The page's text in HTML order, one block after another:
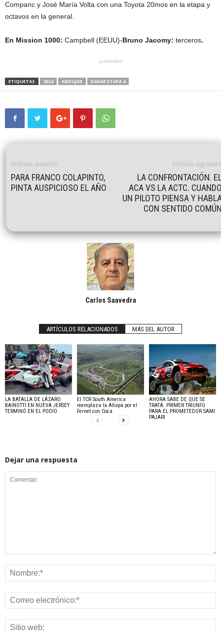
Companc y José María Volta con una Toyota 20mos en la etapa y
octavos en la general.
En Mission 1000: Campbell (EEUU)-Bruno Jacomy: terceros.
publicidad
ETIQUETAS 2024 ANDUJAR DAKAR ETAPA 4
Artículo anterior
PARA FRANCO COLAPINTO,
PINTA AUSPICIOSO EL AÑO
Artículo
LA CONFRONTACIÓN.
ACA VS LA ACTC.
UN PILOTO PIENSA Y
CON SENTIDO
Carlos Saavedra
ARTÍCULOS RELACIONADOS MÁS DEL AUTOR
LA BATALLA DE LÁZARO
BAINOTTI EN NUEVA JERSEY
TERMINÓ EN EL PODIO
El TCR South America
reemplaza la Añapa por el
Fernet con Coca
AHORA SABE DE QUE SE
TRATA. PRIMER TRIUNFO
PARA EL PROMETEDOR SAMI
PAJARI
Dejar una respuesta